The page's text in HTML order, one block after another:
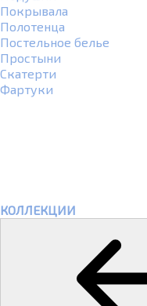
Покрывала
Полотенца
Постельное белье
Простыни
Скатерти
Фартуки
КОЛЛЕКЦИИ